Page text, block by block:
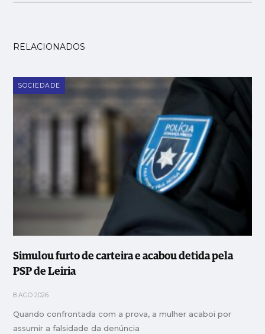
RELACIONADOS
SOCIEDADE
Simulou furto de carteira e acabou detida pela
PSP de Leiria
8 AGO 2026
Quando confrontada com a prova, a mulher acaboi por
assumir a falsidade da denúncia